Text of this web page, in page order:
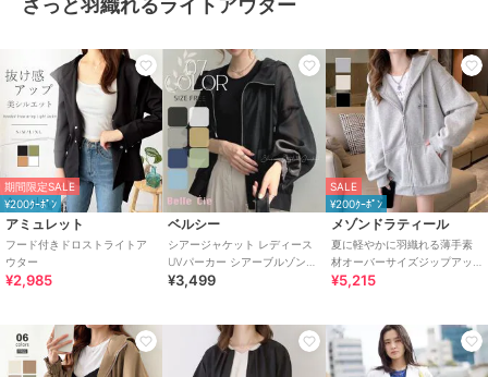
さっと羽織れるライトアウター
期間限定SALE
¥200ｸｰﾎﾟﾝ
アミュレット
フード付きドロストライトア
ウター
¥2,985
ベルシー
シアージャケット レディース
UVパーカー シアーブルゾン
フードライトアウター 春夏 羽
¥3,499
SALE
¥200ｸｰﾎﾟﾝ
メゾンドラティール
夏に軽やかに羽織れる薄手素
材オーバーサイズジップアッ
プパーカー
¥5,215